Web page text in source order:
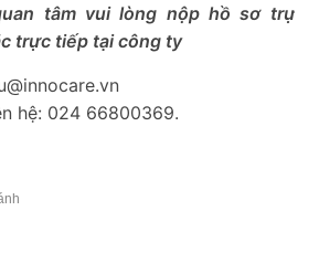
tâm vui lòng nộp hồ sơ trực
trực tiếp tại công ty
hệ: 024 66800369.